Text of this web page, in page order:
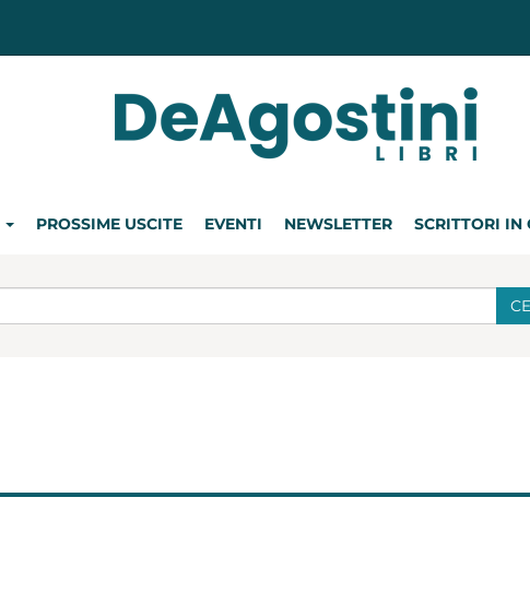
PROSSIME USCITE EVENTI NEWSLETTER SCRITTORI IN